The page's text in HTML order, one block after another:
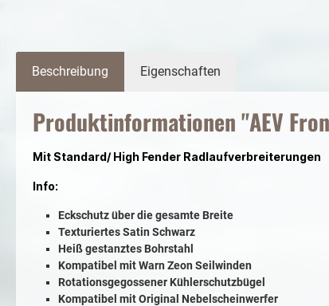
Beschreibung Eigenschaften
Produktinformationen "AEV
Mit Standard/ High Fender Radlaufverbreiterungen
Info:
Eckschutz über die gesamte Breite
Texturiertes Satin Schwarz
Heiß gestanztes Bohrstahl
Kompatibel mit Warn Zeon Seilwinden
Rotationsgegossener Kühlerschutzbügel
Kompatibel mit Original Nebelscheinwerfer